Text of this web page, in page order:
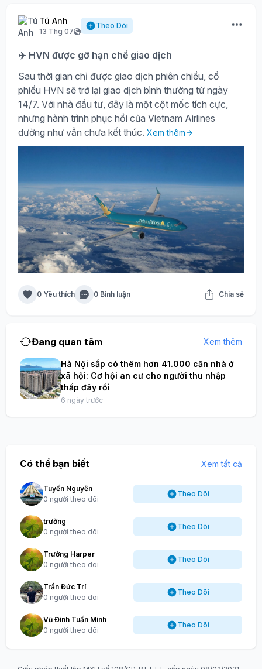
Tú Anh
13 Thg 07
Theo Dõi
✈️ HVN được gỡ hạn chế giao dịch
Sau thời gian chỉ được giao dịch phiên chiều, cổ
phiếu HVN sẽ trở lại giao dịch bình thường từ ngày
14/7. Với nhà đầu tư, đây là một cột mốc tích cực,
nhưng hành trình phục hồi của Vietnam Airlines
dường như vẫn chưa kết thúc. Xem thêm
0 Yêu thích 0 Bình luận Chia sẻ
Đang quan tâm Xem thêm
Hà Nội sắp có thêm hơn 41.000 căn nhà ở
xã hội: Cơ hội an cư cho người thu nhập
thấp đây rồi
6 ngày trước
Có thể bạn biết Xem tất cả
Tuyến Nguyễn
0 người theo dõi
Theo Dõi
trường
0 người theo dõi
Theo Dõi
Trường Harper
0 người theo dõi
Theo Dõi
Trần Đức Trí
0 người theo dõi
Theo Dõi
Vũ Đình Tuấn Minh
0 người theo dõi
Theo Dõi